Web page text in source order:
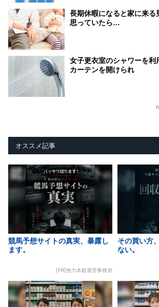
長期休暇になると家に来る
思っていたら…
女子更衣室のシャワーを利
カーテンを開けられ
オススメ記事
競馬予想サイトの真実、暴露し
ます。
[PR]他力本願運営事務局
その買い方
ない。